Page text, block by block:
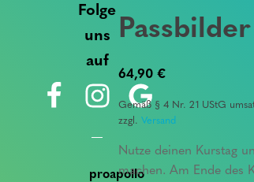
Passbilder
64,90 €
Gemäß § 4 Nr. 21 UStG
zzgl. Versand
Nutze deinen Kurstag
machen. Am Ende des
Folge
uns
auf
proapollo